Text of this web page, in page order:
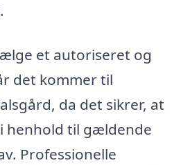
et autoriseret og
det kommer til
da det sikrer, at
henhold til gældende
Professionelle